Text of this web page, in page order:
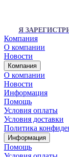
Я
Компания
О компании
Новости
Компания
О компании
Новости
Информация
Помощь
Условия оплаты
Условия доставки
Политика
Информация
Помощь